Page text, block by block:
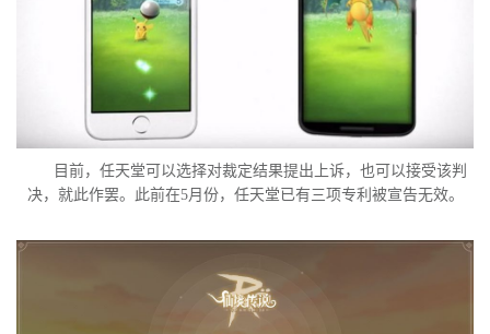
目前，任天堂可以选择对裁定结果提出上诉，也可以接受该判
决，就此作罢。此前在5月份，任天堂已有三项专利被宣告无效。